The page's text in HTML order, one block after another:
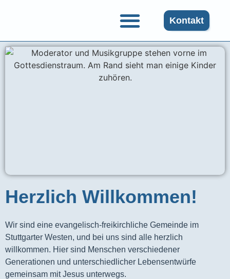
Kontakt
Herzlich Willkommen!
Wir sind eine evangelisch-freikirchliche Gemeinde im
Stuttgarter Westen, und bei uns sind alle herzlich
willkommen. Hier sind Menschen verschiedener
Generationen und unterschiedlicher Lebensentwürfe
gemeinsam mit Jesus unterwegs.